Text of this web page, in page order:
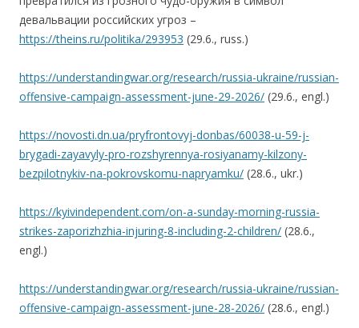
девальвации российских угроз –
https://theins.ru/politika/293953 (29.6., russ.)
https://understandingwar.org/research/russia-ukraine/russian-
offensive-campaign-assessment-june-29-2026/ (29.6., engl.)
https://novosti.dn.ua/pryfrontovyj-donbas/60038-u-59-j-
brygadi-zayavyly-pro-rozshyrennya-rosiyanamy-kilzony-
bezpilotnykiv-na-pokrovskomu-napryamku/ (28.6., ukr.)
https://kyivindependent.com/on-a-sunday-morning-russia-
strikes-zaporizhzhia-injuring-8-including-2-children/ (28.6.,
engl.)
https://understandingwar.org/research/russia-ukraine/russian-
offensive-campaign-assessment-june-28-2026/ (28.6., engl.)